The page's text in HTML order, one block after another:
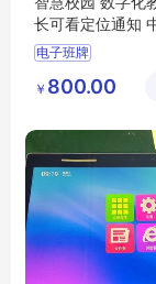
长可看定位通知
电子班牌
家长接送管理平台
￥ 800.00